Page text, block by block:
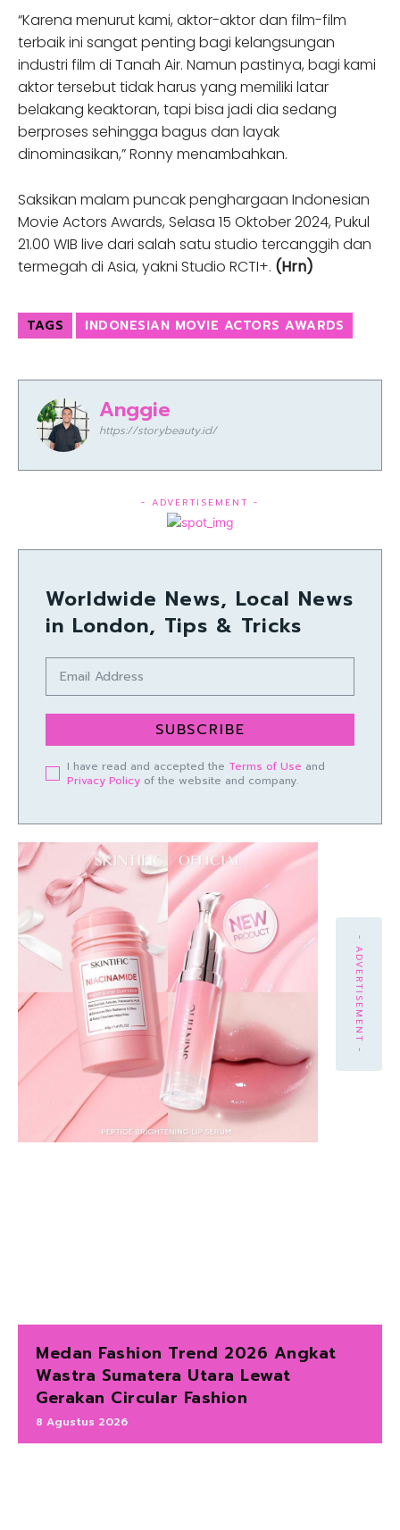
“Karena menurut kami, aktor-aktor dan film-film
terbaik ini sangat penting bagi kelangsungan
industri film di Tanah Air. Namun pastinya, bagi kami
aktor tersebut tidak harus yang memiliki latar
belakang keaktoran, tapi bisa jadi dia sedang
berproses sehingga bagus dan layak
dinominasikan,” Ronny menambahkan.
Saksikan malam puncak penghargaan Indonesian
Movie Actors Awards, Selasa 15 Oktober 2024, Pukul
21.00 WIB live dari salah satu studio tercanggih dan
termegah di Asia, yakni Studio RCTI+. (Hrn)
TAGS INDONESIAN MOVIE ACTORS AWARDS
Anggie
https://storybeauty.id/
- ADVERTISEMENT -
Worldwide News, Local News
in London, Tips & Tricks
SUBSCRIBE
I have read and accepted the Terms of Use and
Privacy Policy of the website and company.
- ADVERTISEMENT -
Medan Fashion Trend 2026 Angkat
Wastra Sumatera Utara Lewat
Gerakan Circular Fashion
8 Agustus 2026